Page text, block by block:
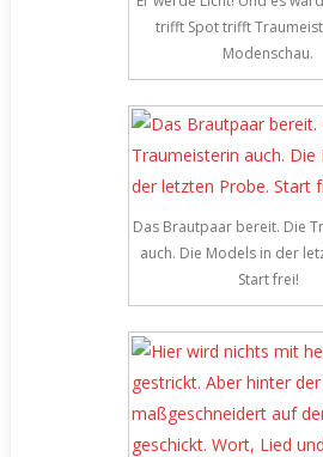
trifft Spot trifft
Modenschau.
Das Brautpaar bereit. Die
auch. Die Models in der
Start frei!